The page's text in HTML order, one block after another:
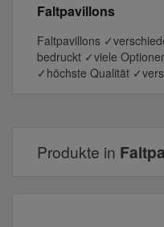
Faltpavillons
Faltpavillons
bedruckt ✓viele
✓höchste Qualität
Produkte in